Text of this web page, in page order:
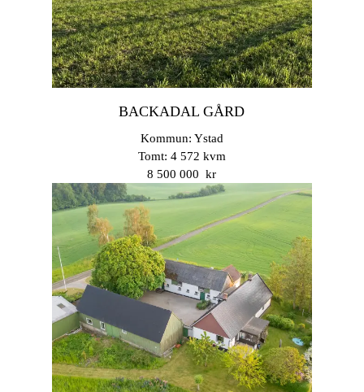
BACKADAL GÅRD
Kommun: Ystad
Tomt: 4 572 kvm
8 500 000 kr